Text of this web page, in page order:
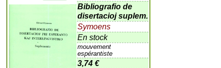
Bibliografio de
disertacioj suplem.
Symoens
En stock
mouvement
espérantiste
3,74 €